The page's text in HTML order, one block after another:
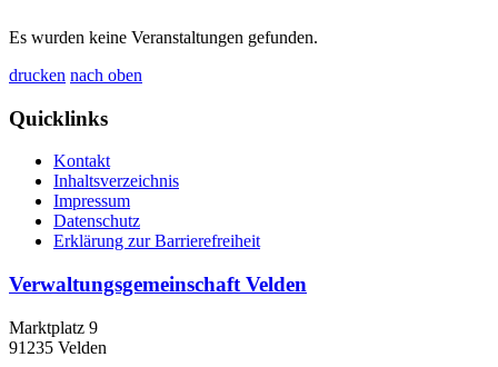
Es wurden keine Veranstaltungen gefunden.
drucken nach oben
Quicklinks
Kontakt
Inhaltsverzeichnis
Impressum
Datenschutz
Erklärung zur Barrierefreiheit
Verwaltungsgemeinschaft Velden
Marktplatz 9
91235 Velden